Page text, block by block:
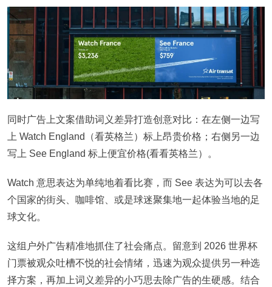
同时广告上文案借助词义差异打造创意对比：在左侧一边写
上 Watch England（看英格兰）标上昂贵价格；右侧另一边
写上 See England 标上便宜价格(看看英格兰）。
Watch 意思表达为单纯地着看比赛，而 See 表达为可以去各
个国家的街头、咖啡馆、或是球迷聚集地一起体验当地的足
球文化。
这组户外广告精准地抓住了社会痛点。留意到 2026 世界杯
门票被观众吐槽不悦的社会情绪，迅速为观众提供另一种选
择方案，再加上词义差异的小巧思去除广告的生硬感。结合